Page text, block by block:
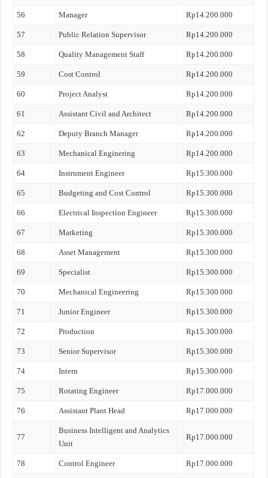
56 Manager Rp14.200.000
57 Public Relation Supervisor Rp14.200.000
58 Quality Management Staff Rp14.200.000
59 Cost Control Rp14.200.000
60 Project Analyst Rp14.200.000
61 Assistant Civil and Architect Rp14.200.000
62 Deputy Branch Manager Rp14.200.000
63 Mechanical Enginering Rp14.200.000
64 Instrument Engineer Rp15.300.000
65 Budgeting and Cost Control Rp15.300.000
66 Electrical Inspection Engineer Rp15.300.000
67 Marketing Rp15.300.000
68 Asset Management Rp15.300.000
69 Specialist Rp15.300.000
70 Mechanical Engineering Rp15.300.000
71 Junior Engineer Rp15.300.000
72 Production Rp15.300.000
73 Senior Supervisor Rp15.300.000
74 Intern Rp15.300.000
75 Rotating Engineer Rp17.000.000
76 Assistant Plant Head Rp17.000.000
77
Business Intelligent and Analytics
Unit
Rp17.000.000
78 Control Engineer Rp17.000.000